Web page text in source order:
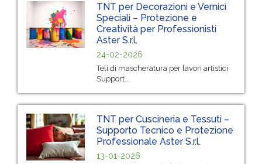
TNT per Decorazioni e Vernici
Speciali – Protezione e
Creatività per Professionisti
Aster S.r.l.
24-02-2026
Teli di mascheratura per lavori artistici
Support...
TNT per Cuscineria e Tessuti –
Supporto Tecnico e Protezione
Professionale Aster S.r.l.
13-01-2026